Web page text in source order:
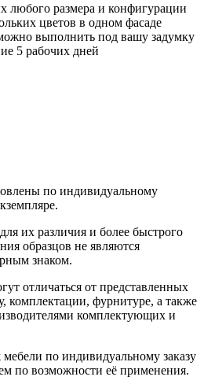
любого размера и конфигурации
цветов в одном фасаде
выполнить под вашу задумку
5 рабочих дней
по индивидуальному
их различия и более быстрого
образцов не являются
знаком.
отличаться от представленных
комплектации, фурнитуре, а также
комплектующих и
по индивидуальному заказу
по возможности её применения.